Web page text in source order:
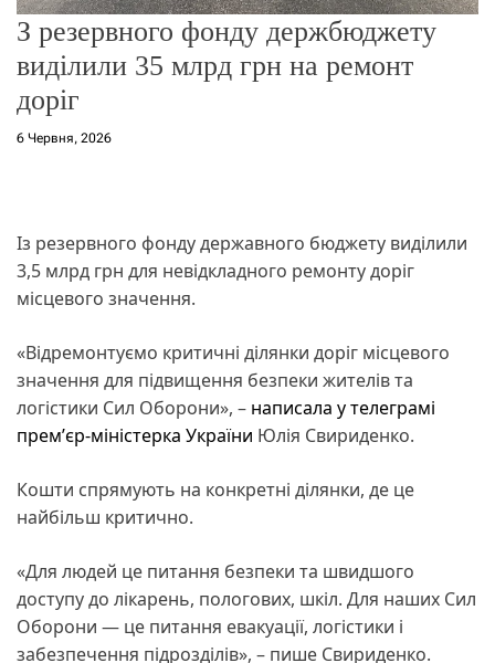
З резервного фонду держбюджету
виділили 35 млрд грн на ремонт
доріг
6 Червня, 2026
Із резервного фонду державного бюджету виділили
3,5 млрд грн для невідкладного ремонту доріг
місцевого значення.
«Відремонтуємо критичні ділянки доріг місцевого
значення для підвищення безпеки жителів та
логістики Сил Оборони», – написала у телеграмі
премʼєр-міністерка України Юлія Свириденко.
Кошти спрямують на конкретні ділянки, де це
найбільш критично.
«Для людей це питання безпеки та швидшого
доступу до лікарень, пологових, шкіл. Для наших Сил
Оборони — це питання евакуації, логістики і
забезпечення підрозділів», – пише Свириденко.